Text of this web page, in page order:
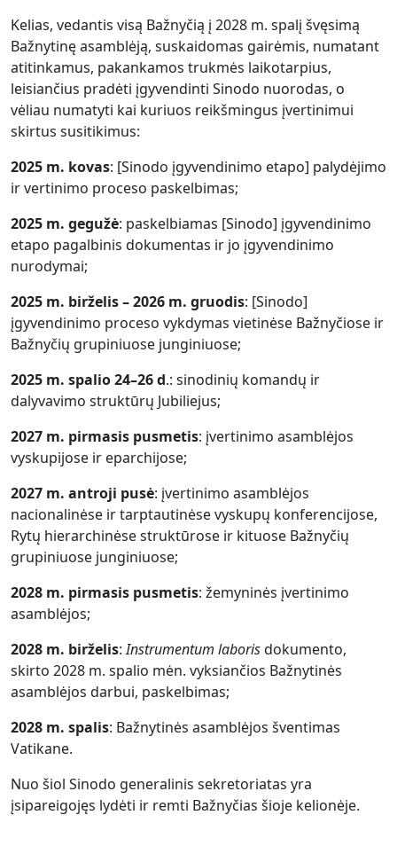
Kelias, vedantis visą Bažnyčią į 2028 m. spalį švęsimą
Bažnytinę asamblėją, suskaidomas gairėmis, numatant
atitinkamus, pakankamos trukmės laikotarpius,
leisiančius pradėti įgyvendinti Sinodo nuorodas, o
vėliau numatyti kai kuriuos reikšmingus įvertinimui
skirtus susitikimus:
2025 m. kovas: [Sinodo įgyvendinimo etapo] palydėjimo
ir vertinimo proceso paskelbimas;
2025 m. gegužė: paskelbiamas [Sinodo] įgyvendinimo
etapo pagalbinis dokumentas ir jo įgyvendinimo
nurodymai;
2025 m. birželis – 2026 m. gruodis: [Sinodo]
įgyvendinimo proceso vykdymas vietinėse Bažnyčiose ir
Bažnyčių grupiniuose junginiuose;
2025 m. spalio 24–26 d.: sinodinių komandų ir
dalyvavimo struktūrų Jubiliejus;
2027 m. pirmasis pusmetis: įvertinimo asamblėjos
vyskupijose ir eparchijose;
2027 m. antroji pusė: įvertinimo asamblėjos
nacionalinėse ir tarptautinėse vyskupų konferencijose,
Rytų hierarchinėse struktūrose ir kituose Bažnyčių
grupiniuose junginiuose;
2028 m. pirmasis pusmetis: žemyninės įvertinimo
asamblėjos;
2028 m. birželis:Instrumentum laborisdokumento,
skirto 2028 m. spalio mėn. vyksiančios Bažnytinės
asamblėjos darbui, paskelbimas;
2028 m. spalis: Bažnytinės asamblėjos šventimas
Vatikane.
Nuo šiol Sinodo generalinis sekretoriatas yra
įsipareigojęs lydėti ir remti Bažnyčias šioje kelionėje.